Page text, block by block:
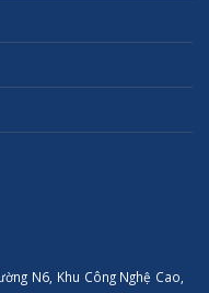
N6, Khu Công Nghệ Cao,